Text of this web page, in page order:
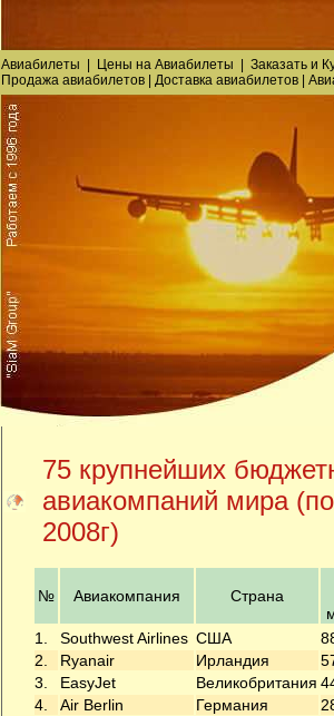
Авиабилеты Цены на Авиабилеты Заказатьи
Продажа авиабилетов| Доставка авиабилетов|
75 крупнейших
авиакомпаний мира
2008г)
№ Авиакомпания Страна
1.
Southwest Airlines США
2.
Ryanair Ирландия
3.
EasyJet Великобритания
4.
Air Berlin Германия